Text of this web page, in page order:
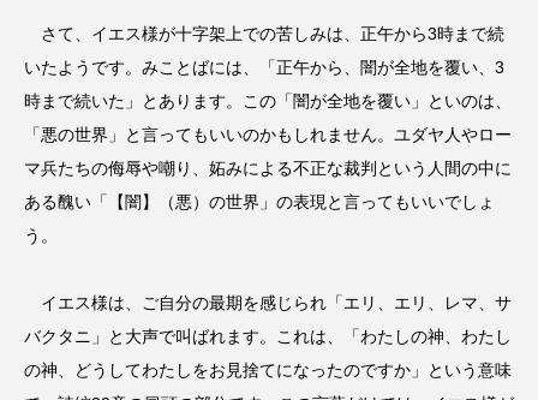
さて、イエス様が十字架上での苦しみは、正午から3時まで続
いたようです。みことばには、「正午から、闇が全地を覆い、3
時まで続いた」とあります。この「闇が全地を覆い」といのは、
「悪の世界」と言ってもいいのかもしれません。ユダヤ人やロー
マ兵たちの侮辱や嘲り、妬みによる不正な裁判という人間の中に
ある醜い「【闇】（悪）の世界」の表現と言ってもいいでしょ
う。
イエス様は、ご自分の最期を感じられ「エリ、エリ、レマ、サ
バクタニ」と大声で叫ばれます。これは、「わたしの神、わたし
の神、どうしてわたしをお見捨てになったのですか」という意味